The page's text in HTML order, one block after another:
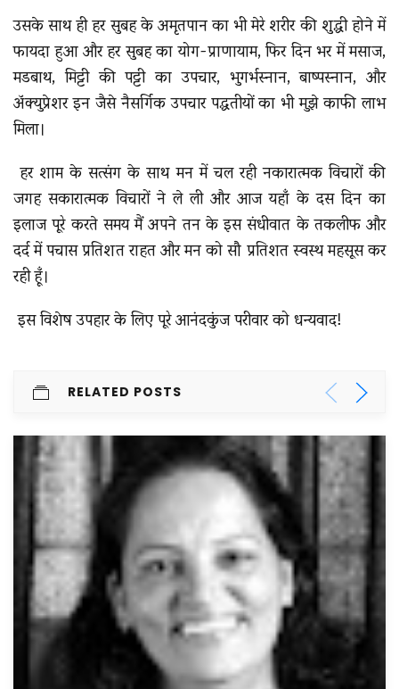
उसके साथ ही हर सुबह के अमृतपान का भी मेरे शरीर की शुद्धी होने में
फायदा हुआ और हर सुबह का योग-प्राणायाम, फिर दिन भर में मसाज,
मडबाथ, मिट्टी की पट्टी का उपचार, भुगर्भस्नान, बाष्पस्नान, और
अ‍ॅक्युप्रेशर इन जैसे नैसर्गिक उपचार पद्धतीयों का भी मुझे काफी लाभ
मिला।
हर शाम के सत्संग के साथ मन में चल रही नकारात्मक विचारों की
जगह सकारात्मक विचारों ने ले ली और आज यहाँ के दस दिन का
इलाज पूरे करते समय मैं अपने तन के इस संधीवात के तकलीफ और
दर्द में पचास प्रतिशत राहत और मन को सौ प्रतिशत स्वस्थ महसूस कर
रही हूँ।
इस विशेष उपहार के लिए पूरे आनंदकुंज परीवार को धन्यवाद!
RELATED POSTS